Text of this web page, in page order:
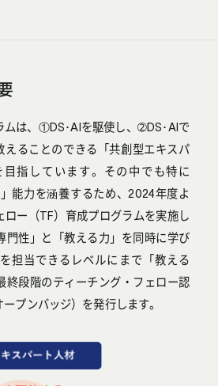
ムは、①DS･AIを駆使し、➁DS･AIで
ることのできる「共創型エキスパ
指しています。その中でも特に
能力を涵養するため、2024年度よ
ロー（TF）育成プログラムを実施し
門性」と「教える力」を同時に学び
担当できるレベルにまで「教える
終段階のティーチング・フェロー認
プンバッジ）を発行します。